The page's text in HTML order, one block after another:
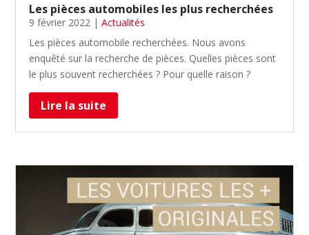
Les pièces automobiles les plus recherchées
9 février 2022 |Actualités
Les pièces automobile recherchées. Nous avons
enquêté sur la recherche de pièces. Quelles pièces sont
le plus souvent recherchées ? Pour quelle raison ?
Lire la suite